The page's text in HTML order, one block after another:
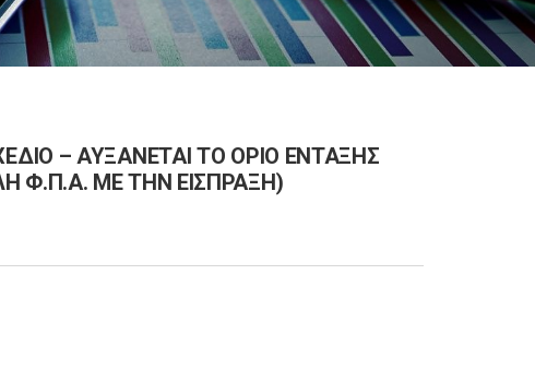
– ΑΥΞΑΝΕΤΑΙ ΤΟ ΟΡΙΟ ΕΝΤΑΞΗΣ
Φ.Π.Α. ΜΕ ΤΗΝ ΕΙΣΠΡΑΞΗ)